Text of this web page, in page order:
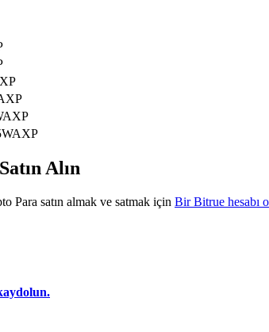
tadını çıkarın
WAXP
Alın
Para satın almak ve satmak için Bir Bitrue hesabı